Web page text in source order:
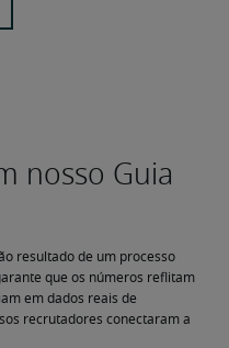
resultado de um processo
que os números reflitam
em dados reais de
recrutadores conectaram a